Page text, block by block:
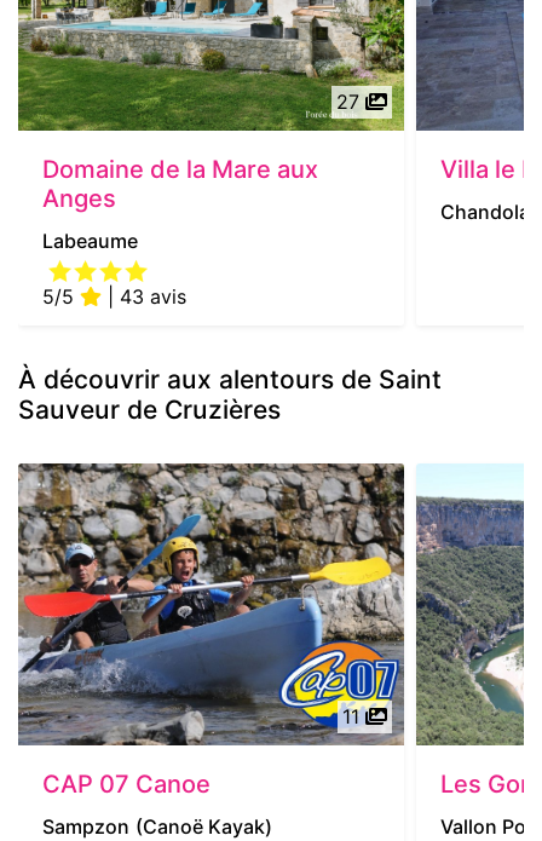
27
Domaine de la Mare aux
Anges
Labeaume
5/5 | 43 avis
Villa le
Chandolas
À découvrir aux alentours de Saint
Sauveur de Cruzières
11
CAP 07 Canoe
Sampzon (Canoë Kayak)
Les
Vallon